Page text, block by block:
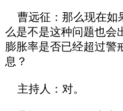
曹远征：那么现在如
么是不是这种问题也会
膨胀率是否已经超过警
息？
主持人：对。